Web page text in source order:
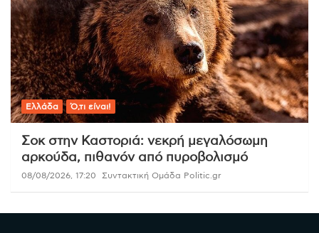
Ελλάδα Ό,τι είναι!
Σοκ στην Καστοριά: νεκρή μεγαλόσωμη
αρκούδα, πιθανόν από πυροβολισμό
08/08/2026, 17:20 Συντακτική Ομάδα Politic.gr